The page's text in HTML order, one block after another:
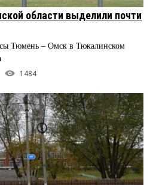
области выделили почти
Тюмень – Омск в Тюкалинском
1484